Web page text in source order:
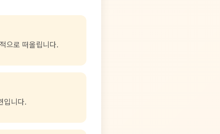
으로 떠올립니다.
입니다.